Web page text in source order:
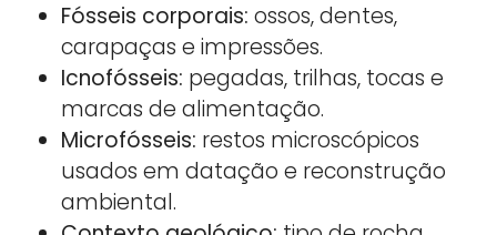
Fósseis corporais: ossos, dentes,
carapaças e impressões.
Icnofósseis: pegadas, trilhas, tocas e
marcas de alimentação.
Microfósseis: restos microscópicos
usados em datação e reconstrução
ambiental.